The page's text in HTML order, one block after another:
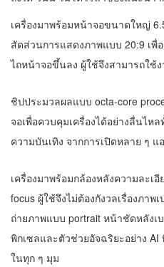
เครื่องมาพร้อมหน้าจอขนาดใหญ่
สัดส่วนการแสดงภาพแบบ 20:9 เพื่
ไถหน้าจอขึ้นลง ผู้ใช้จึงสามารถใช้ง
ชิปประมวลผลแบบ octa-core
จอเพื่อควบคุมเครื่องได้อย่างลื่นไห
ความบันเทิง จากการเปิดหลาย ๆ
เครื่องมาพร้อมกล้องหลังความละเ
focus ผู้ใช้จึงไม่ต้องกังวลเรื่องภาพ
ถ่ายภาพแบบ portrait หน้าชัดหลังเ
พิกเซลและตัวช่วยอัจฉริยะอย่าง
ในทุก ๆ มุม